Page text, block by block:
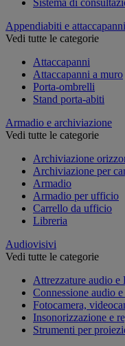
Appendiabiti e attaccapanni
Vedi tutte le categorie
Attaccapanni
Attaccapanni a muro
Porta-ombrelli
Stand porta-abiti
Armadio e archiviazione
Vedi tutte le categorie
Archiviazione
Archiviazione per
Armadio
Armadio per ufficio
Carrello da ufficio
Libreria
Audiovisivi
Vedi tutte le categorie
Attrezzature audio e
Connessione audio
Fotocamera,
Insonorizzazione e
Strumenti per